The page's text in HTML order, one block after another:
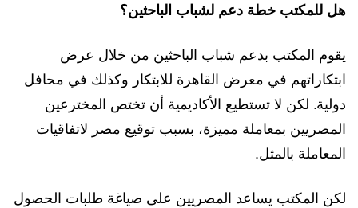
هل للمكتب خطة دعم لشباب الباحثين؟
يقوم المكتب بدعم شباب الباحثين من خلال عرض
ابتكاراتهم في معرض القاهرة للابتكار وكذلك في محافل
دولية. لكن لا تستطيع الأكاديمية أن تختص المخترعين
المصريين بمعاملة مميزة، بسبب توقيع مصر لاتفاقيات
المعاملة بالمثل.
لكن المكتب يساعد المصريين على صياغة طلبات الحصول